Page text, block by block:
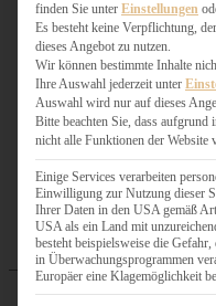
ÜBER MICH
Suche
finden Sie unter Einstellungen
Es besteht keine Verpflichtung,
dieses Angebot zu nutzen.
Wir können bestimmte Inhalte
Ihre Auswahl jederzeit unter
Auswahl wird nur auf dieses
Bitte beachten Sie, dass
nicht alle Funktionen der Website
Einige Services verarbeiten
Einwilligung zur Nutzung dieser
Ihrer Daten in den USA gemäß
USA als ein Land mit
besteht beispielsweise die
in Überwachungsprogrammen
Europäer eine Klagemöglichkeit